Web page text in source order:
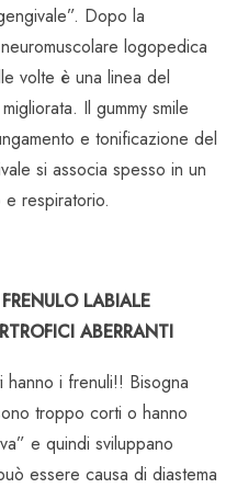
Dopo la
logopedica
volte è una linea del
Il gummy smile
e tonificazione del
si associa spesso in un
respiratorio.
LABIALE
ABERRANTI
i frenuli!! Bisogna
troppo corti o hanno
e quindi sviluppano
essere causa di diastema